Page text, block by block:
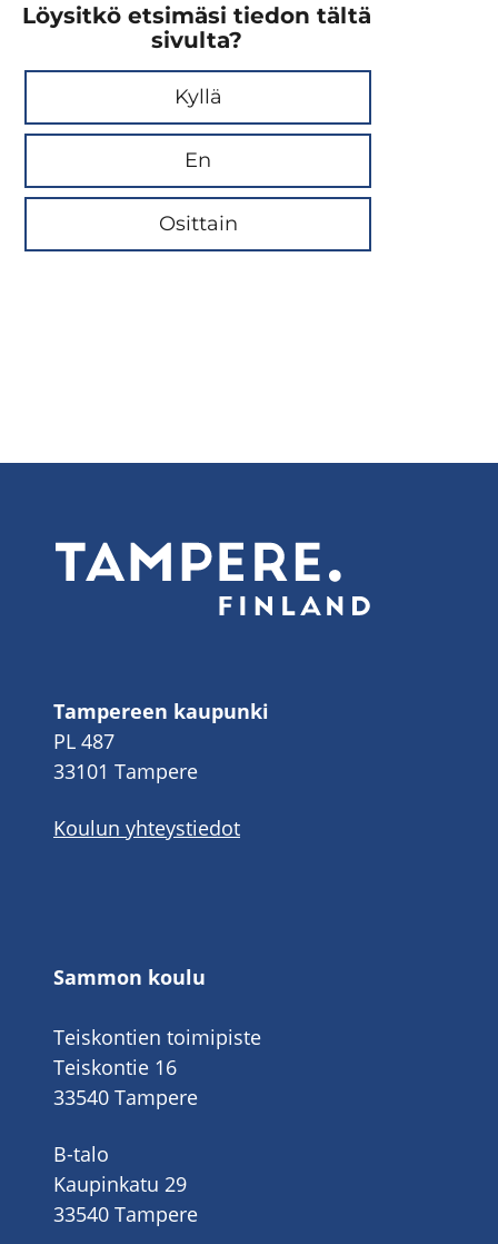
Löysitkö etsimäsi tiedon tältä
sivulta?
Kyllä
En
Osittain
Tampereen kaupunki
PL 487
33101 Tampere
Koulun yhteystiedot
Sammon koulu
Teiskontien toimipiste
Teiskontie 16
33540 Tampere
B-talo
Kaupinkatu 29
33540 Tampere